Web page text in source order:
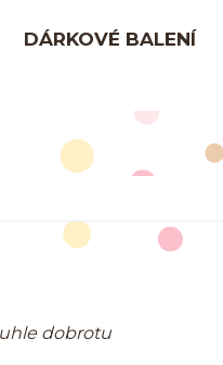
DÁRKOVÉ BALENÍ
dobrotu